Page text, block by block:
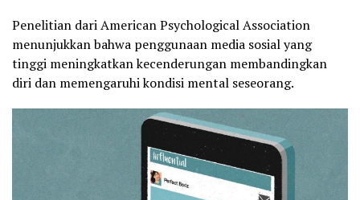
Penelitian dari American Psychological Association
menunjukkan bahwa penggunaan media sosial yang
tinggi meningkatkan kecenderungan membandingkan
diri dan memengaruhi kondisi mental seseorang.